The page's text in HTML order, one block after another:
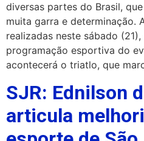
diversas partes do Brasil,
muita garra e determinação.
realizadas neste sábado
programação esportiva do
acontecerá o triatlo, que
SJR: Ednilson
articula